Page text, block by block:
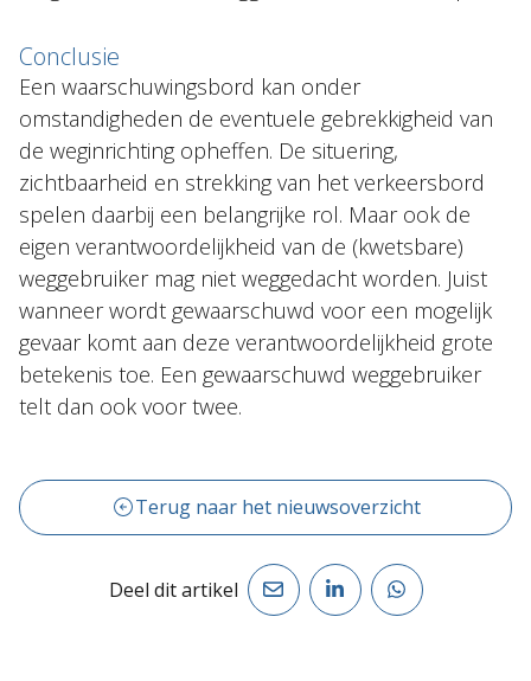
Conclusie
Een waarschuwingsbord kan onder
omstandigheden de eventuele gebrekkigheid van
de weginrichting opheffen. De situering,
zichtbaarheid en strekking van het verkeersbord
spelen daarbij een belangrijke rol. Maar ook de
eigen verantwoordelijkheid van de (kwetsbare)
weggebruiker mag niet weggedacht worden. Juist
wanneer wordt gewaarschuwd voor een mogelijk
gevaar komt aan deze verantwoordelijkheid grote
betekenis toe. Een gewaarschuwd weggebruiker
telt dan ook voor twee.
Terug naar het nieuwsoverzicht
Deel dit artikel